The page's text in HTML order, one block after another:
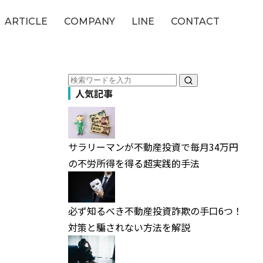
ARTICLE COMPANY LINE CONTACT
人気記事
サラリーマンが不動産投資で毎月34万円
の不労所得を得る超実践的手法
必ず知るべき不動産投資詐欺の手口6つ！
対策と騙されない方法を解説